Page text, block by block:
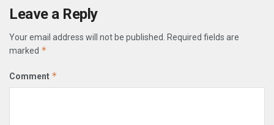
Leave a Reply
Your email address will not be published. Required fields are
marked *
Comment *